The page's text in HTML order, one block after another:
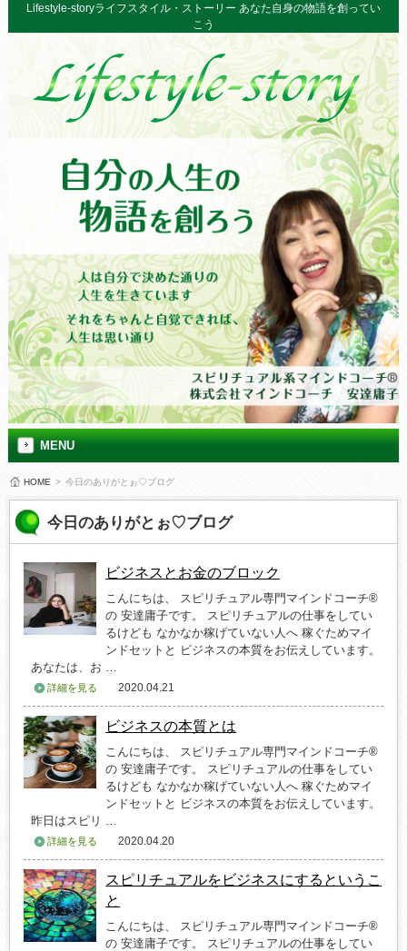
Lifestyle-storyライフスタイル・ストーリー あなた自身の物語を創ってい
こう
MENU
HOME > 今日のありがとぉ♡ブログ
今日のありがとぉ♡ブログ
ビジネスとお金のブロック
こんにちは、 スピリチュアル専門マインドコーチ®
の 安達庸子です。 スピリチュアルの仕事をしてい
るけども なかなか稼げていない人へ 稼ぐためマイ
ンドセットと ビジネスの本質をお伝えしています。
あなたは、お …
詳細を見る 2020.04.21
ビジネスの本質とは
こんにちは、 スピリチュアル専門マインドコーチ®
の 安達庸子です。 スピリチュアルの仕事をしてい
るけども なかなか稼げていない人へ 稼ぐためマイ
ンドセットと ビジネスの本質をお伝えしています。
昨日はスピリ …
詳細を見る 2020.04.20
スピリチュアルをビジネスにするというこ
と
こんにちは、 スピリチュアル専門マインドコーチ®
の 安達庸子です。 スピリチュアルの仕事をしてい